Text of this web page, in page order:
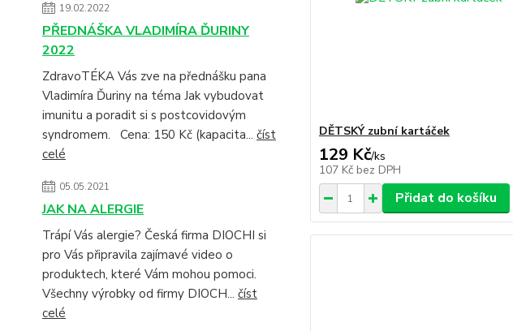
19.02.2022
PŘEDNÁŠKA VLADIMÍRA ĎURINY
2022
ZdravoTÉKA Vás zve na přednášku pana
Vladimíra Ďuriny na téma Jak vybudovat
imunitu a poradit si s postcovidovým
syndromem. Cena: 150 Kč (kapacita... číst
celé
05.05.2021
JAK NA ALERGIE
Trápí Vás alergie? Česká firma DIOCHI si
pro Vás připravila zajímavé video o
produktech, které Vám mohou pomoci.
Všechny výrobky od firmy DIOCH... číst
celé
DĚTSKÝ zubní kartáček
129 Kč/ks
107 Kč bez DPH
Přidat do košíku